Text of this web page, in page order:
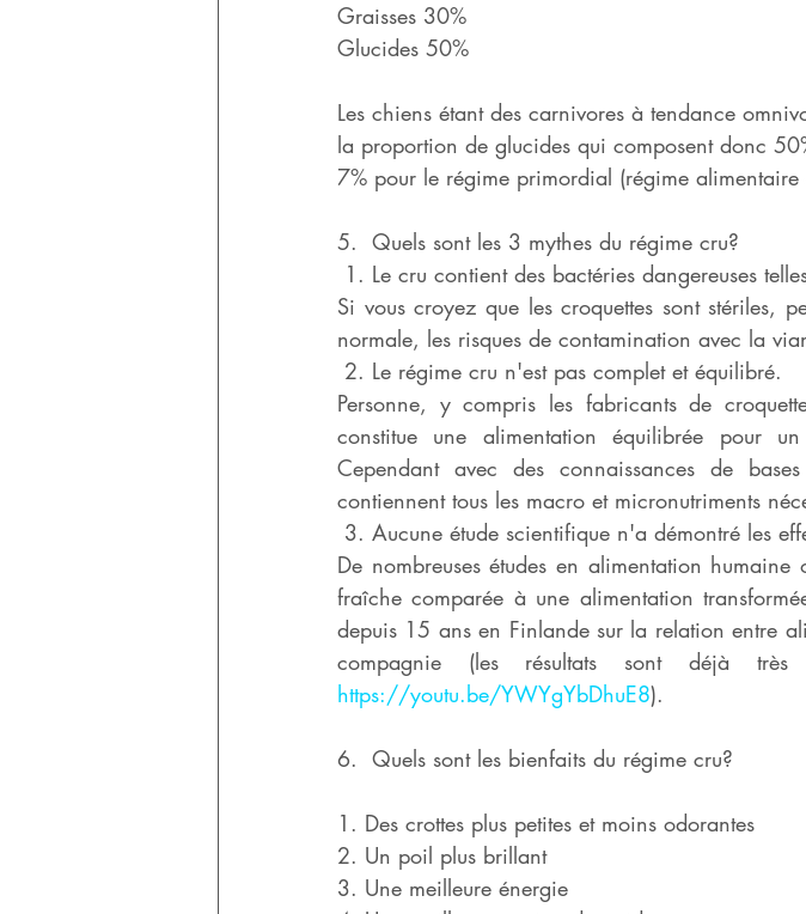
Graisses 30%
Glucides 50%
Les chiens étant des carnivores à tendance
la proportion de glucides qui composent donc
7% pour le régime primordial (régime
5.  Quels sont les 3 mythes du régime cru?
1. Le cru contient des bactéries dangereuses
Si vous croyez que les croquettes sont stériles,
normale, les risques de contamination avec la
2. Le régime cru n'est pas complet et équilibré.
Personne, y compris les fabricants de
constitue une alimentation équilibrée pour
Cependant avec des connaissances de
contiennent tous les macro et micronutriments
3. Aucune étude scientifique n'a démontré les
De nombreuses études en alimentation
fraîche comparée à une alimentation
depuis 15 ans en Finlande sur la relation entre
https://youtu.be/YWYgYbDhuE8).
6.  Quels sont les bienfaits du régime cru?
1. Des crottes plus petites et moins odorantes
2. Un poil plus brillant
3. Une meilleure énergie